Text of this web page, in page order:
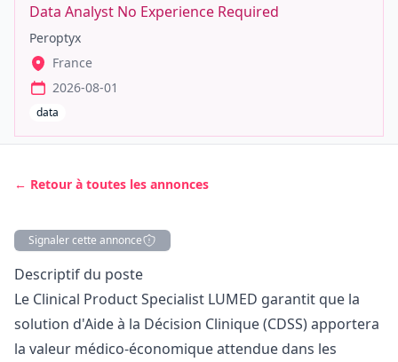
Data Analyst No Experience Required
Peroptyx
France
2026-08-01
data
← Retour à toutes les annonces
Signaler cette annonce
Description
Descriptif du poste
Le Clinical Product Specialist LUMED garantit que la
solution d'Aide à la Décision Clinique (CDSS) apportera
la valeur médico-économique attendue dans les